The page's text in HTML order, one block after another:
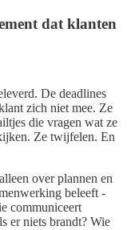
dat klanten
De deadlines
zich niet mee. Ze
die vragen wat ze
Ze twijfelen. En
over plannen en
beleeft -
communiceert
er niets brandt? Wie